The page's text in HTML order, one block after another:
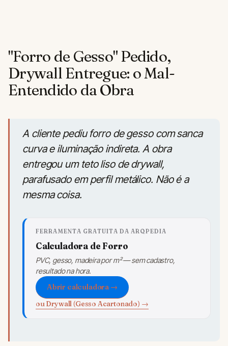
"Forro de Gesso" Pedido,
Drywall Entregue: o Mal-
Entendido da Obra
A cliente pediu forro de gesso com sanca
curva e iluminação indireta. A obra
entregou um teto liso de drywall,
parafusado em perfil metálico. Não é a
mesma coisa.
FERRAMENTA GRATUITA DA ARQPEDIA
Calculadora de Forro
PVC, gesso, madeira por m² — sem cadastro,
resultado na hora.
Abrir calculadora →
ou Drywall (Gesso Acartonado) →